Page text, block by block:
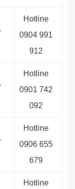
Hotline
0904 991
912
Hotline
0901 742
092
Hotline
0906 655
679
Hotline